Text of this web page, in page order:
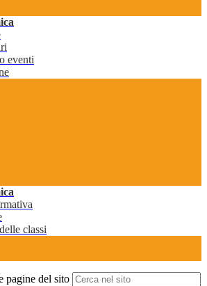
eventi
classi
pagine del sito